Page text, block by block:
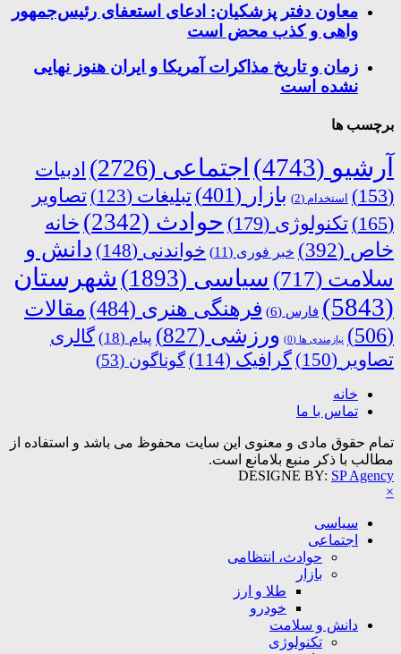
معاون دفتر پزشکیان: ادعای استعفای رئیس‌جمهور
واهی و کذب محض است
زمان و تاریخ مذاکرات آمریکا و ایران هنوز نهایی
نشده است
برچسب ها
آرشیو (4743) اجتماعی (2726)
ادبیات
(153)
استخدام (2) بازار (401) تبلیغات (123)
تصاویر
(165)
تکنولوژی (179) حوادث (2342)
خانه
خاص (392) خبر فوری (11) خواندنی (148)
دانش و
سلامت (717) سیاسی (1893)
شهرستان
(5843)
فارس (6) فرهنگی هنری (484)
مقالات
(506)
نیازمندی ها (0) ورزشی (827) پیام (18)
گالری
تصاویر (150) گرافیک (114) گوناگون (53)
خانه
تماس با ما
تمام حقوق مادی و معنوی این سایت محفوظ می باشد و استفاده از
مطالب با ذکر منبع بلامانع است.
DESIGNE BY: SP Agency
×
سیاسی
اجتماعی
حوادث، انتظامی
بازار
طلا و ارز
خودرو
دانش و سلامت
تکنولوژی